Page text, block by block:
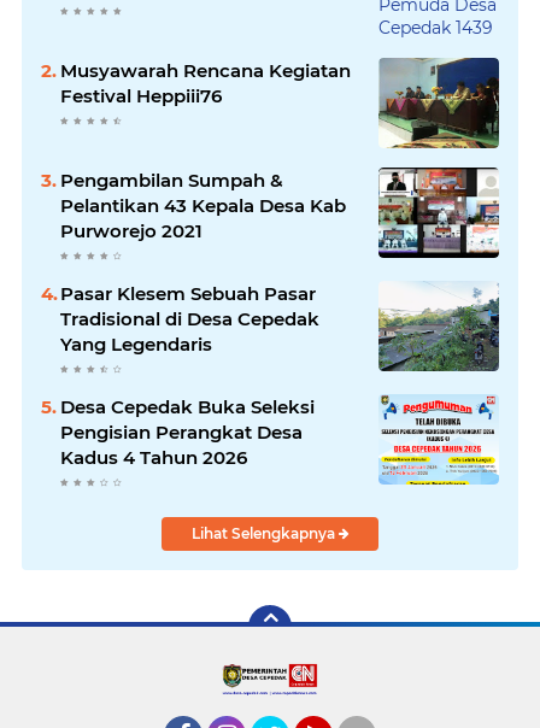
Musyawarah Rencana Kegiatan
Festival Heppiii76
Pengambilan Sumpah &
Pelantikan 43 Kepala Desa Kab
Purworejo 2021
Pasar Klesem Sebuah Pasar
Tradisional di Desa Cepedak
Yang Legendaris
Desa Cepedak Buka Seleksi
Pengisian Perangkat Desa
Kadus 4 Tahun 2026
Lihat Selengkapnya